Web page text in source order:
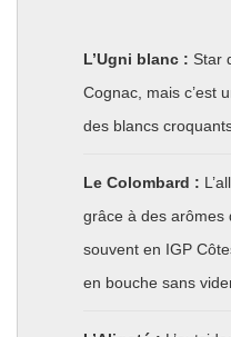
L’Ugni blanc : Star
Cognac, mais c’est
des blancs
Le Colombard :
grâce à des arômes
souvent en IGP
en bouche sans